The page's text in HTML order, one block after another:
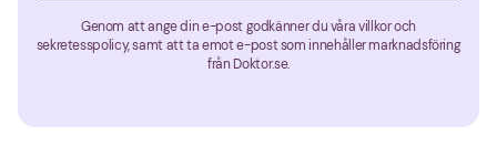
Genom att ange din e-post godkänner du våra villkor och
sekretesspolicy, samt att ta emot e-post som innehåller marknadsföring
från Doktor.se.